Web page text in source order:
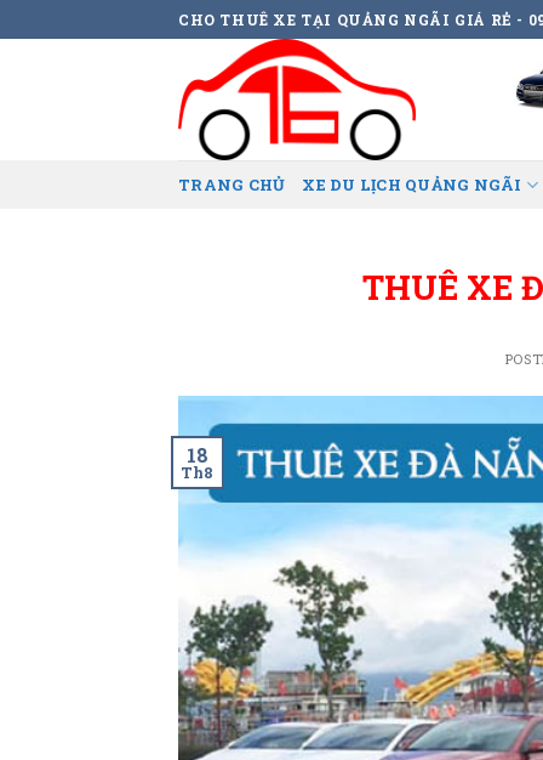
to
CHO THUÊ XE TẠI QUẢNG NGÃI GIÁ RẺ -
TRANG CHỦ XE DU LỊCH QUẢNG NGÃI
THUÊ XE
18
Th8